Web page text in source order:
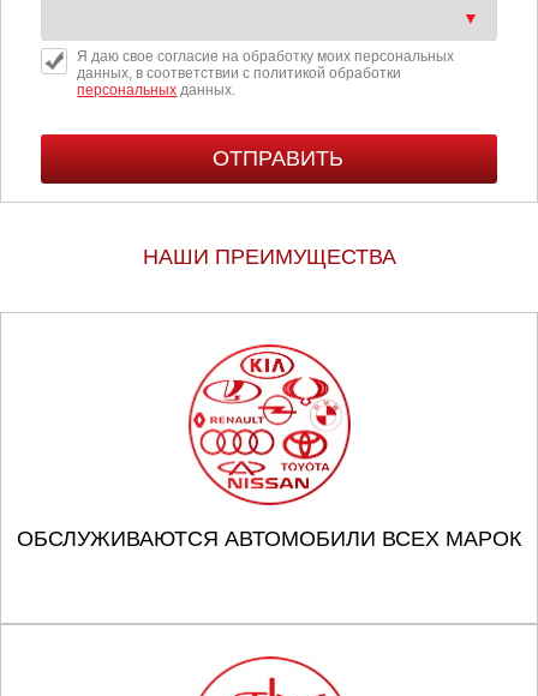
Я даю свое согласие на обработку моих персональных
данных, в соответствии с политикой обработки
персональных данных.
НАШИ ПРЕИМУЩЕСТВА
ОБСЛУЖИВАЮТСЯ АВТОМОБИЛИ ВСЕХ МАРОК